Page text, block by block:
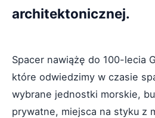
architektonicznej.
Spacer nawiążę do 100-lecia
które odwiedzimy w czasie
wybrane jednostki morskie,
prywatne, miejsca na styku z